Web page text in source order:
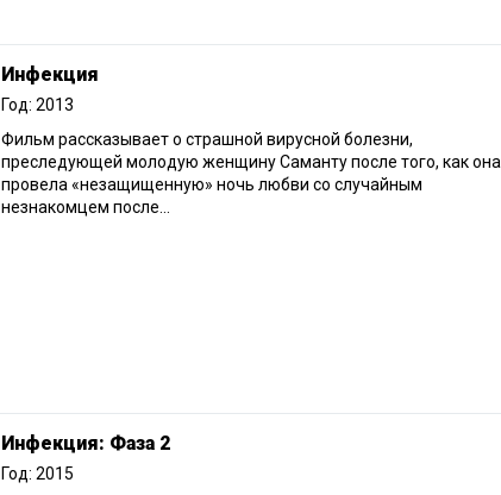
Инфекция
Год: 2013
Фильм рассказывает о страшной вирусной болезни,
преследующей молодую женщину Саманту после того, как она
провела «незащищенную» ночь любви со случайным
незнакомцем после...
Инфекция: Фаза 2
Год: 2015